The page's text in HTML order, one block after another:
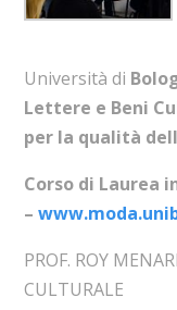
Università di
Lettere e Beni
per la qualità
Corso di Laurea
–
PROF. ROY
CULTURALE